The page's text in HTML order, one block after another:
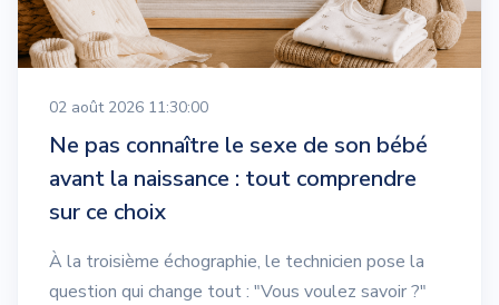
02 août 2026 11:30:00
Ne pas connaître le sexe de son bébé
avant la naissance : tout comprendre
sur ce choix
À la troisième échographie, le technicien pose la
question qui change tout : "Vous voulez savoir ?"